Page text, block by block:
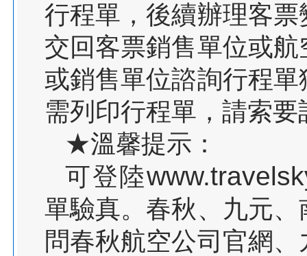
行程單，後續辦理客
交回客票銷售單位或
或銷售單位諮詢行程
需列印行程單，請索
★溫馨提示：
可登陸
單驗真。春秋、九元
問春秋航空公司官網